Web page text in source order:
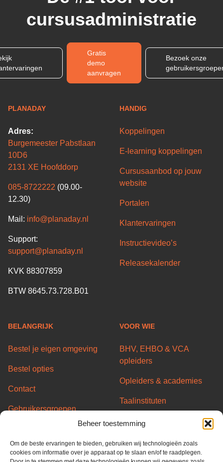
Beheer toestemming
Om de beste ervaringen te bieden, gebruiken wij technologieën zoals
cookies om informatie over je apparaat op te slaan en/of te raadplegen.
cursusadministratie
Gratis
demo
aanvragen
Bezoek onze
PLANADAY
Adres:
Burgemeester Pabstlaan
10D6
2131 XE Hoofddorp
085-8722222 (09.00-
12.30)
Mail: info@planaday.nl
Support:
support@planaday.nl
KVK 88307859
BTW 8645.73.728.B01
HANDIG
Koppelingen
E-learning koppelingen
Cursusaanbod op jouw
website
Portalen
Klantervaringen
Instructievideo’s
Releasekalender
BELANGRIJK
Bestel je eigen omgeving
Bestel opties
Contact
Gebruikersgroepen
Partners
VOOR WIE
BHV, EHBO & VCA
opleiders
Opleiders & academies
Taalinstituten
Transport/Code95
Overheid & Gemeentes